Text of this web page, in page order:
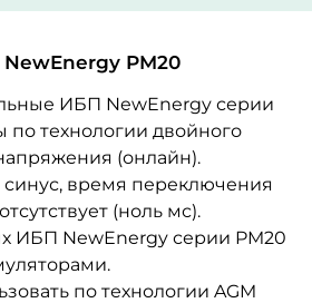
PM20
ИБП NewEnergy серии
по технологии двойного
(онлайн).
время переключения
(ноль мс).
ИБП NewEnergy серии PM20
по технологии AGM